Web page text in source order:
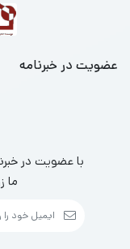
عضویت در خبرنامه
با عضویت در
ما